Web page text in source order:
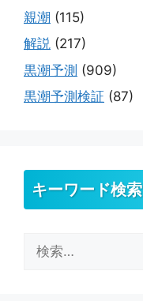
親潮 (115)
解説 (217)
黒潮予測 (909)
黒潮予測検証 (87)
キーワード検索
索: